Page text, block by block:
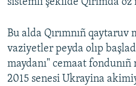
Bu alda Qırımnıñ qaytaruv
vaziyetler peyda olıp
maydanı" cemaat fondunıñ
2015 senesi Ukrayina